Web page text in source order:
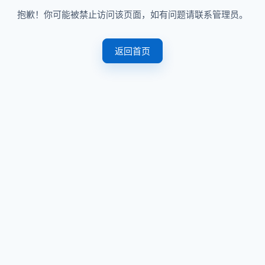
抱歉！你可能被禁止访问该页面，如有问题请联系管理员。
返回首页